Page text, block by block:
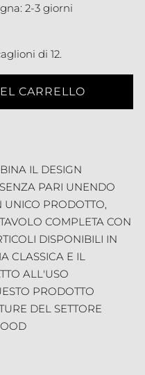
2-3 giorni
di 12.
CARRELLO
IL DESIGN
PARI UNENDO
UNICO PRODOTTO,
COMPLETA CON
DISPONIBILI IN
CLASSICA E IL
ALL'USO
PRODOTTO
DEL SETTORE